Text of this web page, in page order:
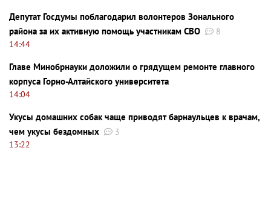
Депутат Госдумы поблагодарил волонтеров Зонального
района за их активную помощь участникам СВО
8
14:44
Главе Минобрнауки доложили о грядущем ремонте главного
корпуса Горно-Алтайского университета
14:04
Укусы домашних собак чаще приводят барнаульцев к врачам,
чем укусы бездомных
3
13:22